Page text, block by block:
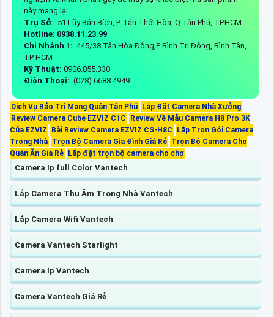
này mang lại.
Trụ Sở: 51 Lũy Bán Bích, P. Tân Thới Hòa, Q.Tân Phú, TP.HCM
Hotline: 0938.11.23.99
Chi Nhánh 1: 445/38 Tân Hòa Đông,P Bình Trị Đông, Bình Tân,
TP HCM
Kỹ Thuật: 0906.855.330
Điện Thoại: (028) 6688.4949
Dịch Vụ Bảo Trì Mạng Quận Tân Phú
Lắp Đặt Camera Nhà Xưởng
Review Camera Cube EZVIZ C1C
Review Về Mẫu Camera H8 Pro 3K
Của EZVIZ
Bài Review Camera EZVIZ CS-H8C
Lắp Trọn Gói Camera
Trong Nhà Trọn Bộ Camera Gia Đình Giá Rẻ Trọn Bộ Camera Cho
Quán Ăn Giá Rẻ
Lắp đặt trọn bộ camera cho chợ
Camera Ip full Color Vantech
Lắp Camera Thu Âm Trong Nhà Vantech
Lắp Camera Wifi Vantech
Camera Vantech Starlight
Camera Ip Vantech
Camera Vantech Giá Rẻ